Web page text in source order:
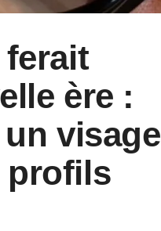
ère :
visage
profils